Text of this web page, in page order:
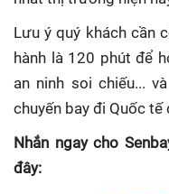
Lưu ý quý khách cần
hành là 120 phút để
an ninh soi chiếu...
chuyến bay đi Quốc
Nhắn ngay cho
đây: